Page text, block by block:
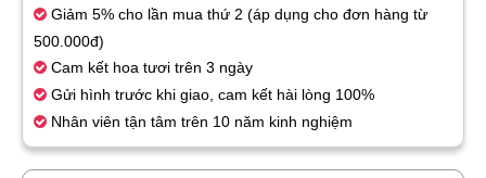
Giảm 5% cho lần mua thứ 2 (áp dụng cho đơn hàng từ
500.000đ)
Cam kết hoa tươi trên 3 ngày
Gửi hình trước khi giao, cam kết hài lòng 100%
Nhân viên tận tâm trên 10 năm kinh nghiệm